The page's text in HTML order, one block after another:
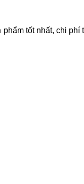
tốt nhất, chi phí